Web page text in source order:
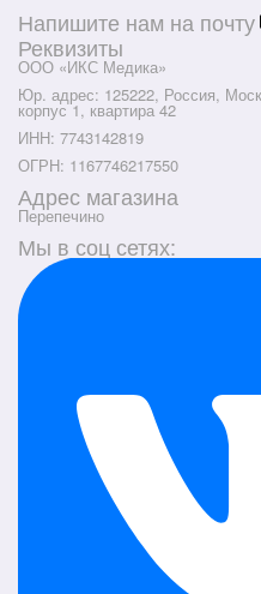
Напишите нам на почту
Реквизиты
ООО «ИКС Медика»
Юр. адрес: 125222, Россия,
корпус 1, квартира 42
ИНН: 7743142819
ОГРН: 1167746217550
Адрес магазина
Перепечино
Мы в соц сетях: